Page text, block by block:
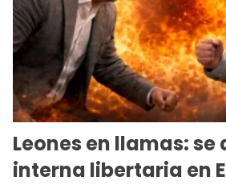
Leones en llamas: se
interna libertaria en